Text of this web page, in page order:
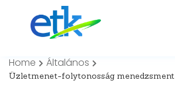
Home Általános
Üzletmenet-folytonosság menedzsment